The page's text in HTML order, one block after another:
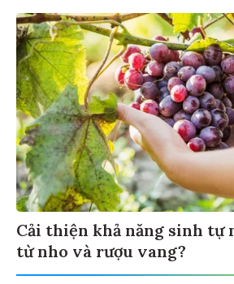
Cải thiện khả năng sinh tự
từ nho và rượu vang?